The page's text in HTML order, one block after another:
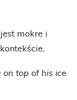
mokre i
top of his ice